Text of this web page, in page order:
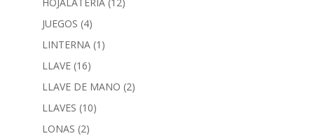
JUEGOS (4)
LINTERNA (1)
LLAVE (16)
LLAVE DE MANO (2)
LLAVES (10)
LONAS (2)